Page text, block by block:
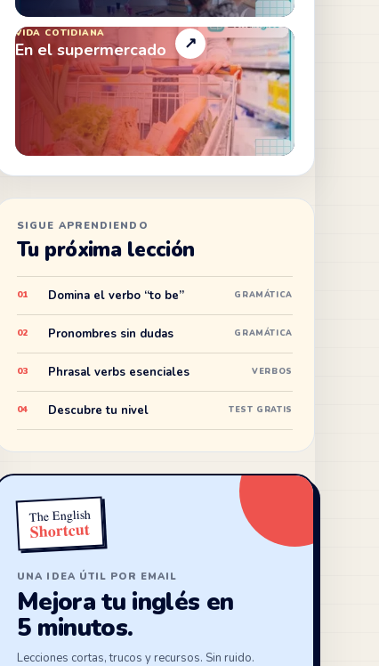
VIDA COTIDIANA
En el supermercado ↗
SIGUE APRENDIENDO
Tu próxima lección
01 Domina el verbo “to be” GRAMÁTICA
02 Pronombres sin dudas GRAMÁTICA
03 Phrasal verbs esenciales VERBOS
04 Descubre tu nivel TEST GRATIS
The English
Shortcut
UNA IDEA ÚTIL POR EMAIL
Mejora tu inglés en
5 minutos.
Lecciones cortas, trucos y recursos. Sin ruido.